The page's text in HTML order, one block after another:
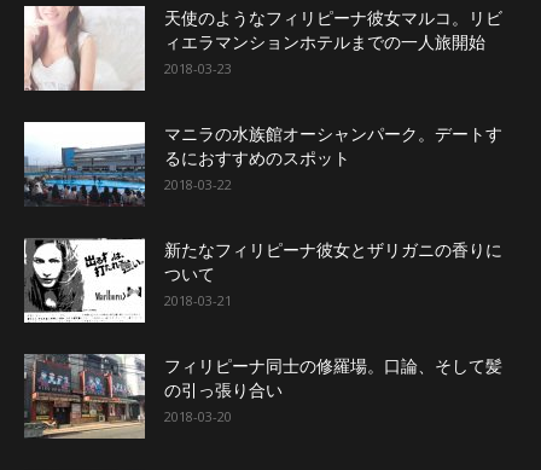
天使のようなフィリピーナ彼女マルコ。リビ
ィエラマンションホテルまでの一人旅開始
2018-03-23
マニラの水族館オーシャンパーク。デートす
るにおすすめのスポット
2018-03-22
新たなフィリピーナ彼女とザリガニの香りに
ついて
2018-03-21
フィリピーナ同士の修羅場。口論、そして髪
の引っ張り合い
2018-03-20